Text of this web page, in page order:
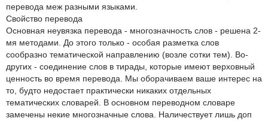
перевода меж разными языками.
Свойство перевода
Основная неувязка перевода - многозначность слов - решена 2-
мя методами. До этого только - особая разметка слов
сообразно тематической направлению (возле сотки тем). Во-
других - соединение слов в тирады, которые имеют верховный
ценность во время перевода. Мы оборачиваем ваше интерес на
то, будто недостает практически никаких отдельных
тематических словарей. В основном переводном словаре
замечены некие многозначные слова. Наличествует лишь доп